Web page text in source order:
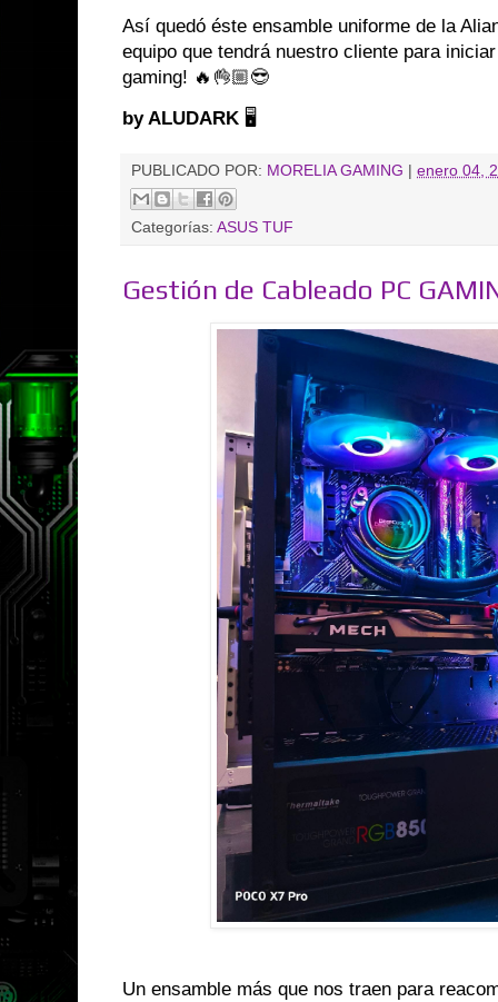
Así quedó éste ensamble uniforme de la
equipo que tendrá nuestro cliente para
gaming! 🔥👌🏼😎
by ALUDARK 🖥️
PUBLICADO POR: MORELIA GAMING | enero 04,
Categorías: ASUS TUF
Gestión de Cableado PC
Un ensamble más que nos traen para